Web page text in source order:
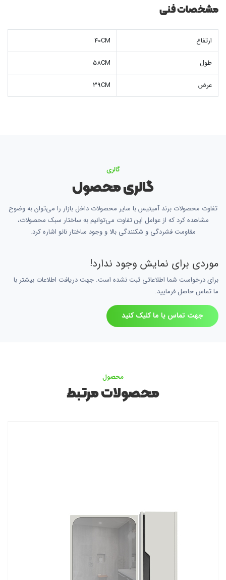
مشخصات فنی
ارتفاع 40CM
طول 58CM
عرض 39CM
گالری
گالری محصول
تفاوت محصولات برند آمیتیس با سایر محصولات داخل بازار را می‌توان به وضوح
مشاهده کرد که از عوامل این تفاوت می‌توانیم به ساختار سبک محصولات،
مقاومت فشردگی و شکنندگی بالا و وجود ساختار نانو اشاره کرد.
موردی برای نمایش وجود ندارد!
برای درخواست شما اطلاعاتی ثبت نشده است. جهت دریافت اطلاعات بیشتر با
ما تماس حاصل فرمایید.
جهت تماس با ما کلیک کنید
محصول
محصولات مرتبط